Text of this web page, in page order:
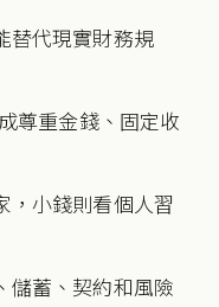
替代現實財務規
尊重金錢、固定收
，小錢則看個人習
儲蓄、契約和風險